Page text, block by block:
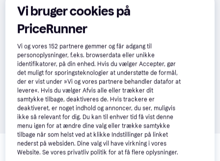
Relaterede produkter
Se vores forslag til andre produkter, der matcher dine
Vi bruger cookies på
PriceRunner
Vi og vores152 partnere gemmer og får adgang til
personoplysninger, f.eks. browserdata eller unikke
identifikatorer, på din enhed. Hvis du vælger Accepter, gør
det muligt for sporingsteknologier at understøtte de formål,
der er vist under »Vi og vores partnere behandler datafor at
levere«. Hvis du vælger Afvis alle eller trækker dit
samtykke tilbage, deaktiveres de. Hvis trackere er
deaktiveret, er noget indhold og annoncer, du ser, muligvis
ikke så relevant for dig. Du kan til enhver tid få vist denne
menu igen for at ændre dine valg eller trække samtykke
tilbage når som helst ved at klikke Indstillinger på linket
nederst på websiden. Dine valg vil have virkning i vores
Website. Se vores privatliv politik for at få flere oplysninger.